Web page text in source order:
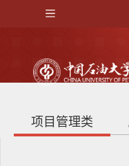
项目管理类